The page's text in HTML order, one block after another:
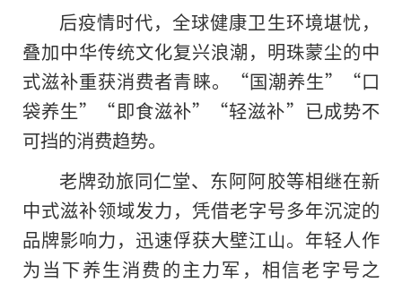
后疫情时代，全球健康卫生环境堪忧，
叠加中华传统文化复兴浪潮，明珠蒙尘的中
式滋补重获消费者青睐。“国潮养生”“口
袋养生”“即食滋补”“轻滋补”已成势不
可挡的消费趋势。
老牌劲旅同仁堂、东阿阿胶等相继在新
中式滋补领域发力，凭借老字号多年沉淀的
品牌影响力，迅速俘获大壁江山。年轻人作
为当下养生消费的主力军，相信老字号之